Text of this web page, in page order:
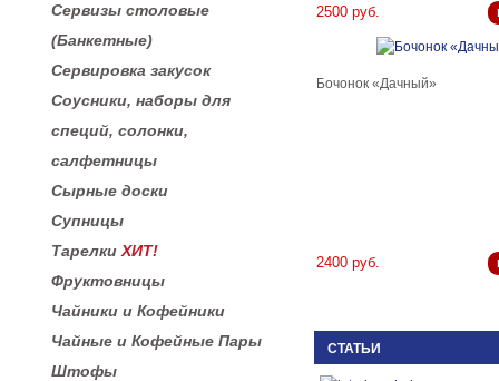
Сервизы столовые
(Банкетные)
Сервировка закусок
Соусники, наборы для
специй, солонки,
салфетницы
Сырные доски
Супницы
Тарелки ХИТ!
Фруктовницы
Чайники и Кофейники
Чайные и Кофейные Пары
Штофы
2500 руб.
Бочонок «Дачный»
2400 руб.
СТАТЬИ